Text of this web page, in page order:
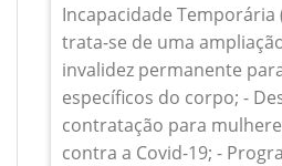
Incapacidade Temporária
trata-se de uma
invalidez permanente
específicos do corpo; -
contratação para
contra a Covid-19; -